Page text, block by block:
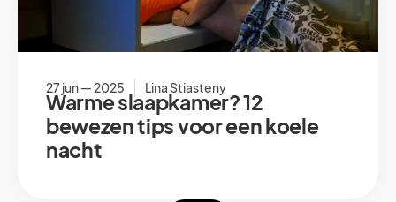
27 jun — 2025 Lina Stiasteny
Warme slaapkamer? 12
bewezen tips voor een koele
nacht